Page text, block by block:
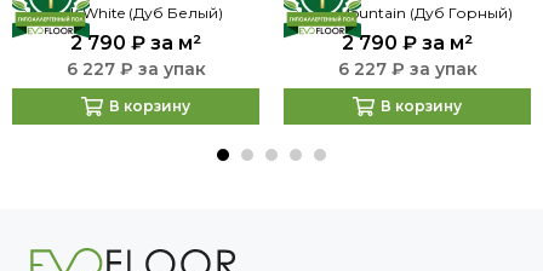
Oak White (Дуб Белый)
2 790 ₽ за м²
6 227 ₽ за упак
В корзину
Oak Mountain (Дуб Горный)
2 790 ₽ за м²
6 227 ₽ за упак
В корзину